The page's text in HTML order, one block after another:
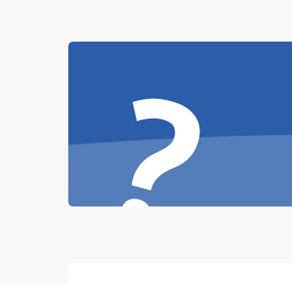
Проблемы с механикой
Режим работы
Программные сбои
?